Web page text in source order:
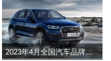
2023年4月全国汽车品牌销量排行榜完整版